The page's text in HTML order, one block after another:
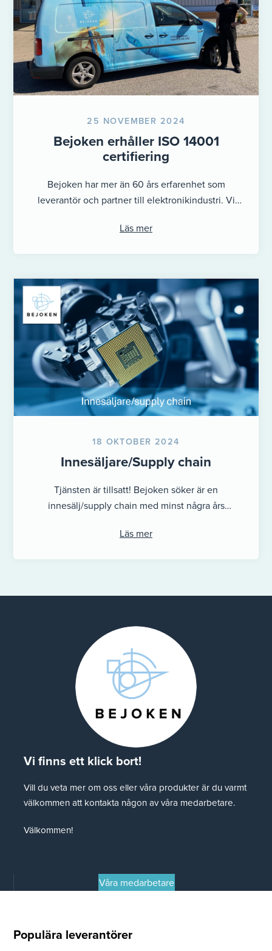
25 NOVEMBER 2024
Bejoken erhåller ISO 14001
certifiering
Bejoken har mer än 60 års erfarenhet som
leverantör och partner till elektronikindustri. Vi
till ...
Läs mer
18 OKTOBER 2024
Innesäljare/Supply chain
Tjänsten är tillsatt! Bejoken söker är en
innesälj/supply chain med minst några års
...
Läs mer
Vi finns ett klick bort!
Vill du veta mer om oss eller våra produkter är du varmt
välkommen att kontakta någon av våra medarbetare.
Välkommen!
Våra medarbetare
Populära leverantörer